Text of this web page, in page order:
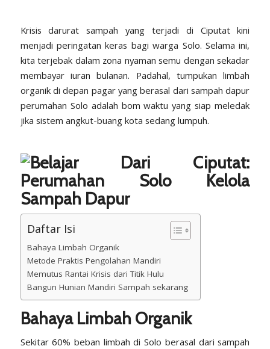
Krisis darurat sampah yang terjadi di Ciputat kini
menjadi peringatan keras bagi warga Solo. Selama ini,
kita terjebak dalam zona nyaman semu dengan sekadar
membayar iuran bulanan. Padahal, tumpukan limbah
organik di depan pagar yang berasal dari sampah dapur
perumahan Solo adalah bom waktu yang siap meledak
jika sistem angkut-buang kota sedang lumpuh.
Daftar Isi
Bahaya Limbah Organik
Metode Praktis Pengolahan Mandiri
Memutus Rantai Krisis dari Titik Hulu
Bangun Hunian Mandiri Sampah sekarang
Bahaya Limbah Organik
Sekitar 60% beban limbah di Solo berasal dari sampah